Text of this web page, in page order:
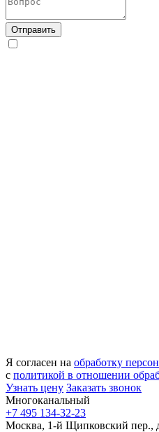
Отправить
Я согласен на обработку
с политикой в отношении
Узнать цену Заказать звонок
Многоканальный
+7 495 134-32-23
Москва, 1-й Щипковский пер.,